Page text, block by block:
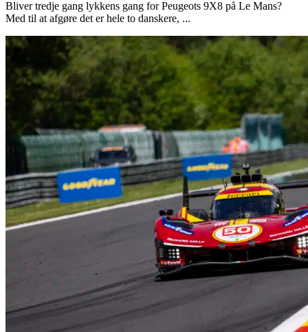
Bliver tredje gang lykkens gang for Peugeots 9X8 på Le Mans?
Med til at afgøre det er hele to danskere, ...